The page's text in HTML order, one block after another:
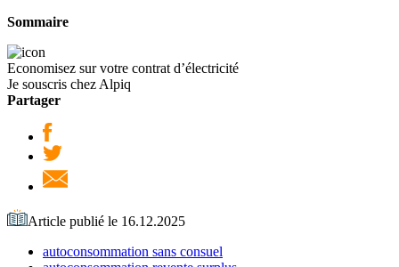
Sommaire
Economisez sur votre contrat d’électricité
Je souscris chez Alpiq
Partager
Article publié le 16.12.2025
autoconsommation sans consuel